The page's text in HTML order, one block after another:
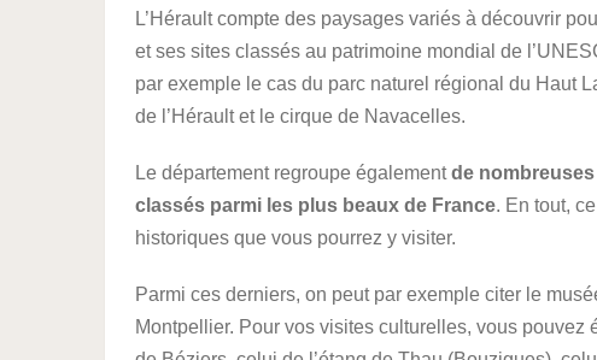
L’Hérault compte des paysages variés à découvrir
et ses sites classés au patrimoine mondial de
par exemple le cas du parc naturel régional du Haut
de l’Hérault et le cirque de Navacelles.
Le département regroupe égalementde nombreuses
classés parmi les plus beaux de France. En tout,
historiques que vous pourrez y visiter.
Parmi ces derniers, on peut par exemple citer le
Montpellier. Pour vos visites culturelles, vous